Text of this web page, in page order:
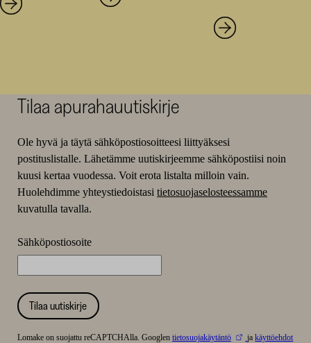
Tilaa apurahauutiskirje
Ole hyvä ja täytä sähköpostiosoitteesi liittyäksesi
postituslistalle. Lähetämme uutiskirjeemme sähköpostiisi noin
kuusi kertaa vuodessa. Voit erota listalta milloin vain.
Huolehdimme yhteystiedoistasi tietosuojaselosteessamme
kuvatulla tavalla.
Sähköpostiosoite
Tilaa uutiskirje
Lomake on suojattu reCAPTCHAlla. Googlen tietosuojakäytäntö jakäyttöehdot